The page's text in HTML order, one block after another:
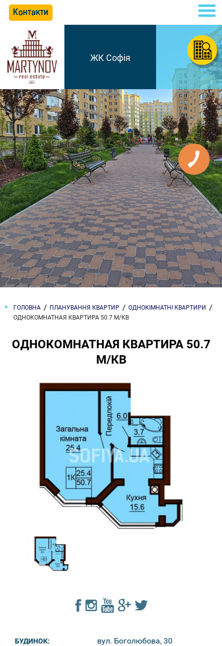
Контакти
ЖК Софія
ГОЛОВНА ПЛАНУВАННЯ КВАРТИР
ОДНОКІМНАТНІ КВАРТИРИ
ОДНОКОМНАТНАЯ КВАРТИРА 50.7 М/КВ
ОДНОКОМНАТНАЯ КВАРТИРА 50.7
М/КВ
БУДИНОК: вул. Боголюбова, 30